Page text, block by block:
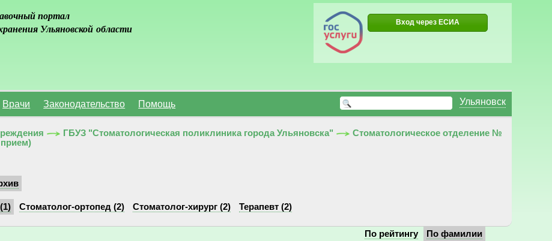
портал
Ульяновской области
Вход через ЕСИА
Ульяновск
Врачи Законодательство Помощь
ГБУЗ "Стоматологическая поликлиника города Ульяновска"
Стоматологическое отделение №
Стоматолог-ортопед (2) Стоматолог-хирург (2) Терапевт (2)
По рейтингу По фамилии